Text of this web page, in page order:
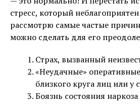
стресс, который
рассмотрю самые частые
можно сделать для его
Страх, вызванный
«Неудачные»
близкого круга лиц или у
Боязнь состояния